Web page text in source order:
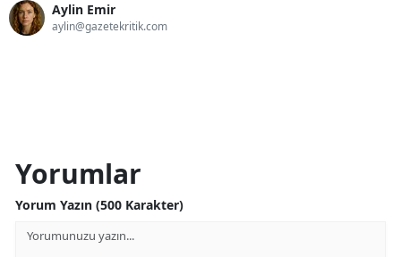
Aylin Emir
aylin@gazetekritik.com
Yorumlar
Yorum Yazın (500 Karakter)